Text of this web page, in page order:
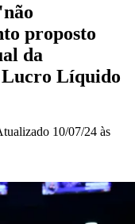
proposto
da
Lucro Líquido
10/07/24 às